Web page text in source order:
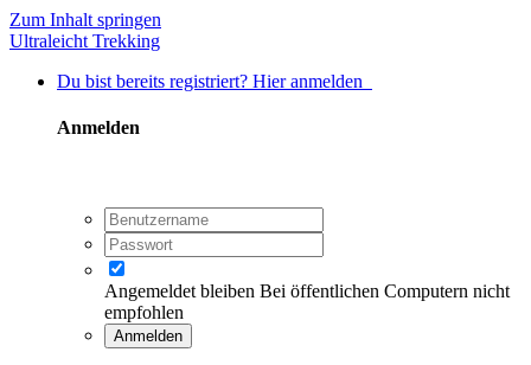
Zum Inhalt springen
Ultraleicht Trekking
Du bist bereits registriert? Hier anmelden
Anmelden
Angemeldet bleiben Bei öffentlichen Computern nicht
empfohlen
Anmelden